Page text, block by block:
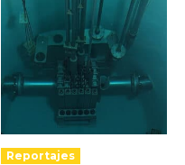
Reportajes